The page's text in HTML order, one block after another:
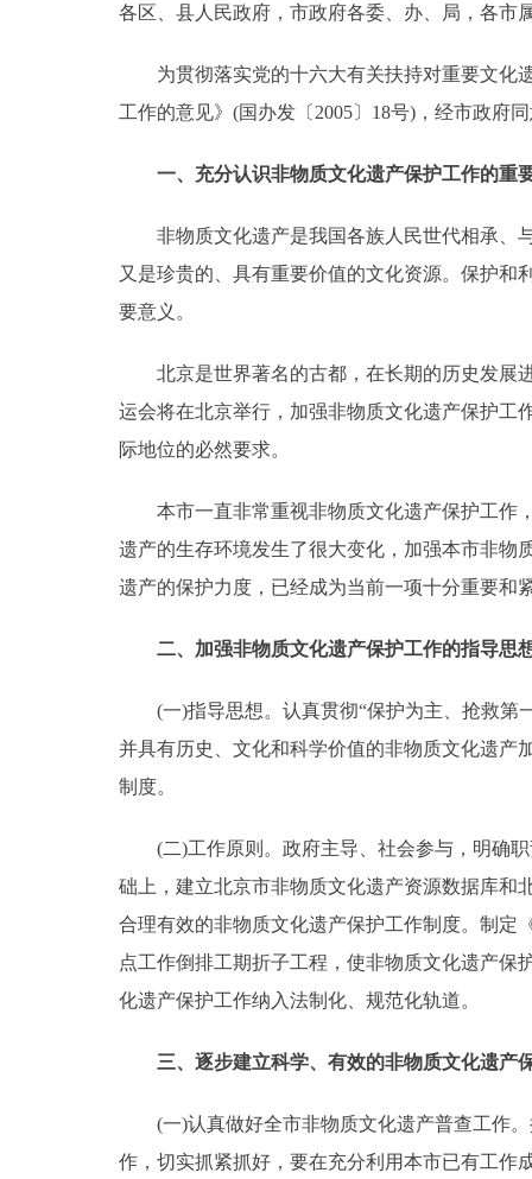
政策兑现
决策公开
便民服务
政民互动
参与调查
走进北京
北京概况
多语种
ENGLISH
DEUTSCH
ESPAÑOL
ITALIANO
各区、县人民政府，市政府各委、办、局，各市
为贯彻落实党的十六大有关扶持对重要文化遗
工作的意见》(国办发〔2005〕18号)，经市政府
一、充分认识非物质文化遗产保护工作的重
非物质文化遗产是我国各族人民世代相承、与
又是珍贵的、具有重要价值的文化资源。保护
要意义。
北京是世界著名的古都，在长期的历史发展进
运会将在北京举行，加强非物质文化遗产保护工
际地位的必然要求。
本市一直非常重视非物质文化遗产保护工作，
遗产的生存环境发生了很大变化，加强本市非物
遗产的保护力度，已经成为当前一项十分重要和
二、加强非物质文化遗产保护工作的指导思
(一)指导思想。认真贯彻“保护为主、抢救第
并具有历史、文化和科学价值的非物质文化遗产
制度。
(二)工作原则。政府主导、社会参与，明确职
础上，建立北京市非物质文化遗产资源数据库和
合理有效的非物质文化遗产保护工作制度。制定
点工作倒排工期折子工程，使非物质文化遗产
化遗产保护工作纳入法制化、规范化轨道。
三、逐步建立科学、有效的非物质文化遗产
(一)认真做好全市非物质文化遗产普查工作。
作，切实抓紧抓好，要在充分利用本市已有工作